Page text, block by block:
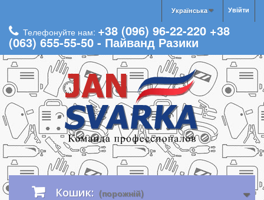
Увійти
Українська
Телефонуйте нам: +38 (096) 96-22-220 +38
(063) 655-55-50 - Пайванд Разики
Кошик: (порожній)